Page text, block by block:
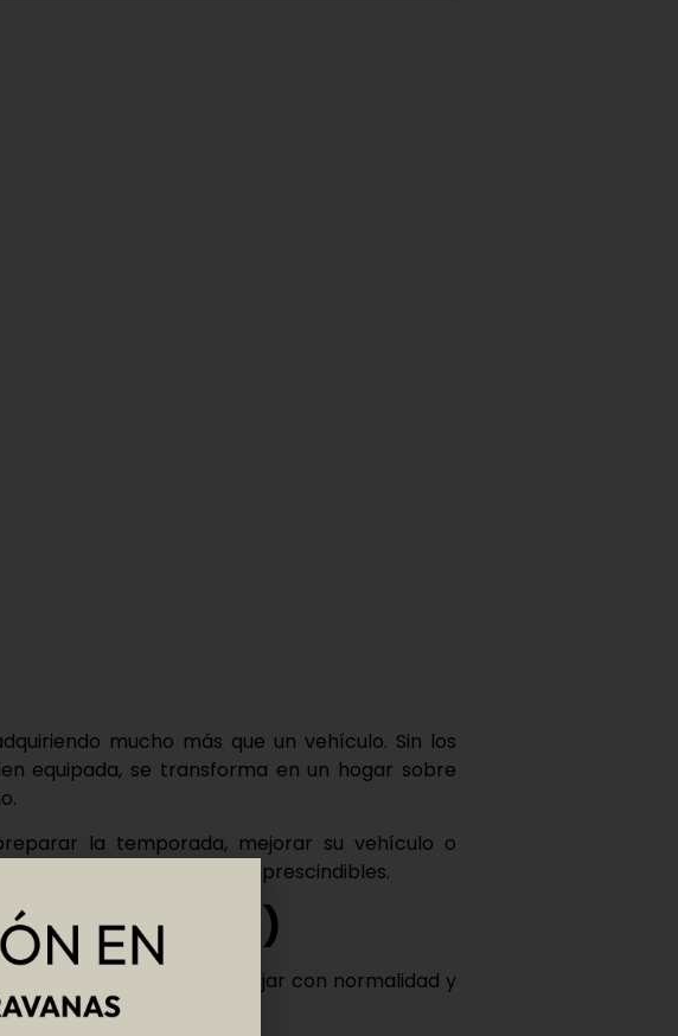
mucho más que un vehículo. Sin los
equipada, se transforma en un hogar sobre
la temporada, mejorar su vehículo o
los mejores e imprescindibles.
viajar)
para poder viajar con normalidad y